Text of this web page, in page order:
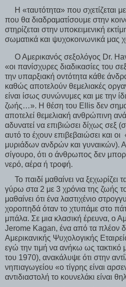
Η «ταυτότητα» που σχετίζεται
που θα διαδραματίσουμε στην
στηρίζεται στην υποκειμενική
σωματικά και ψυχοκοινωνικά μας
Ο Αμερικανός σεξολόγος Dr.
«οι πανίσχυρες διαδικασίες του
την υπαρξιακή οντότητα κάθε
καθώς αποτελούν θεμελιακές
είναι ίσως συνώνυμες και με την
ζωής…». Η θέση του Ellis δεν
αποτελεί θεμελιακή ανθρώπινη
αδυνατεί να επιβιώσει δίχως
αυτό το έχουν επιβεβαιώσει και οι
μυριάδων ανδρών και γυναικών).
σίγουρο, ότι ο άνθρωπος δεν
νερό, αέρα ή τροφή.
Το παιδί μαθαίνει να ξεχωρίζει
γύρω στα 2 με 3 χρόνια της ζωής
μαθαίνει ότι ένα λαστιχένιο
χοροπηδά όταν το χτυπάμε στο
μπάλα. Σε μια κλασική έρευνα, ο
Jerome Kagan, ένα από τα πλέον
Αμερικανικής Ψυχολογικής
εγώ την τιμή να ανήκω ως τακτικό
του 1970), ανακάλυψε ότι στην
νηπιαγωγείου «ο τίγρης είναι
αντιδιαστολή το κουνελάκι είναι